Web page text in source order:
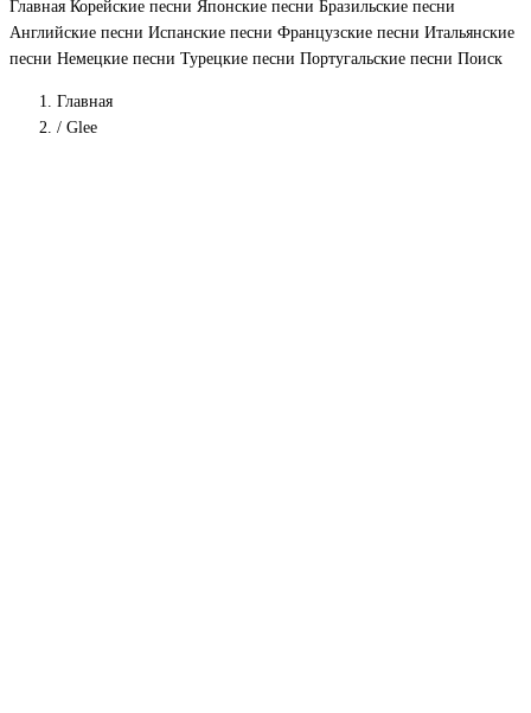
Главная Корейские песни Японские песни Бразильские песни
Английские песни Испанские песни Французские песни Итальянские
песни Немецкие песни Турецкие песни Португальские песни Поиск
Главная
/ Glee